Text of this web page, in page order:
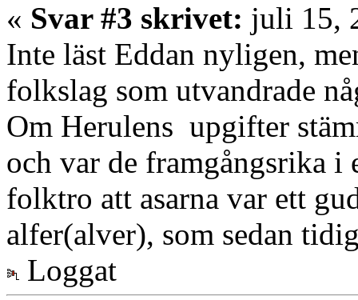
« Svar #3 skrivet: juli 15,
Inte läst Eddan nyligen,
folkslag som utvandrade
Om Herulens upgifter
och var de framgångsrika i
folktro att asarna var ett
alfer(alver), som sedan
Loggat